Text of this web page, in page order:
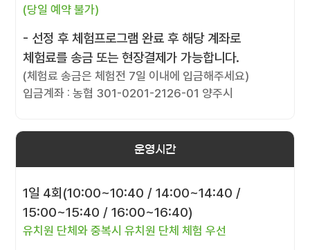
(당일 예약 불가)
- 선정 후 체험프로그램 완료 후 해당 계좌로
체험료를 송금 또는 현장결제가 가능합니다.
(체험료 송금은 체험전 7일 이내에 입금해주세요)
입금계좌 : 농협 301-0201-2126-01 양주시
운영시간
1일 4회(10:00~10:40 / 14:00~14:40 /
15:00~15:40 / 16:00~16:40)
유치원 단체와 중복시 유치원 단체 체험 우선